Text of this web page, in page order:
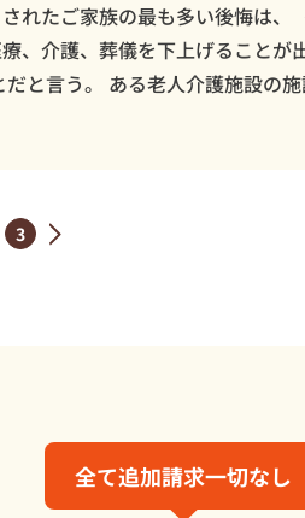
れたご家族の最も多い後悔は、
、介護、葬儀を下上げることが
だと言う。 ある老人介護施設の
3 »
全て追加請求一切なし